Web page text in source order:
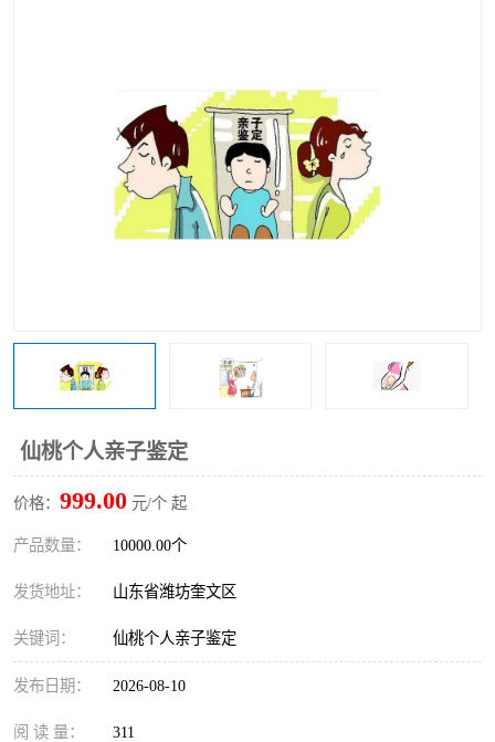
仙桃个人亲子鉴定
价格： 999.00 元/个 起
产品数量： 10000.00个
发货地址： 山东省潍坊奎文区
关键词： 仙桃个人亲子鉴定
发布日期： 2026-08-10
阅 读 量： 311